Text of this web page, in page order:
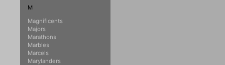
M
Magnificents
Majors
Marathons
Marbles
Marcels
Marylanders